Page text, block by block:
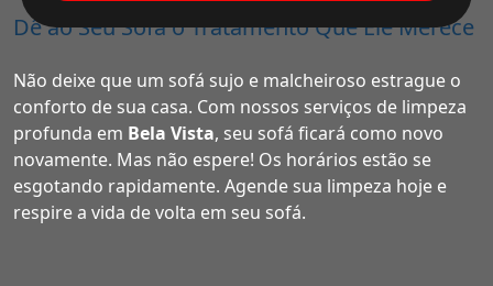
Dê ao Seu Sofá o Tratamento Que Ele Merece
Não deixe que um sofá sujo e malcheiroso estrague o
conforto de sua casa. Com nossos serviços de limpeza
profunda em Bela Vista, seu sofá ficará como novo
novamente. Mas não espere! Os horários estão se
esgotando rapidamente. Agende sua limpeza hoje e
respire a vida de volta em seu sofá.